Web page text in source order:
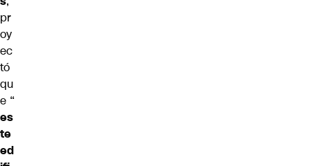
pr
oy
ec
tó
qu
e “
es
te
ed